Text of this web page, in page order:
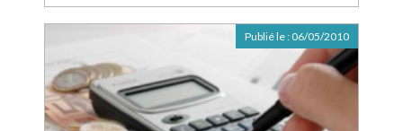
Publié le : 06/05/2010